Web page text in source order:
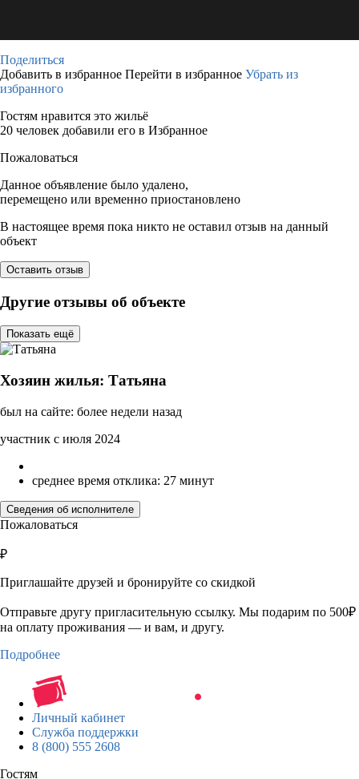
Поделиться
Добавить в избранное Перейти в избранное Убрать из
избранного
Гостям нравится это жильё
20 человек добавили его в Избранное
Пожаловаться
Данное объявление было удалено,
перемещено или временно приостановлено
В настоящее время пока никто не оставил отзыв на данный
объект
Оставить отзыв
Другие отзывы об объекте
Показать ещё
Хозяин жилья: Татьяна
был на сайте: более недели назад
участник с июля 2024
среднее время отклика: 27 минут
Сведения об исполнителе
Пожаловаться
₽
Приглашайте друзей и бронируйте со скидкой
Отправьте другу пригласительную ссылку. Мы подарим по 500₽
на оплату проживания — и вам, и другу.
Подробнее
Личный кабинет
Служба поддержки
8 (800) 555 2608
Гостям